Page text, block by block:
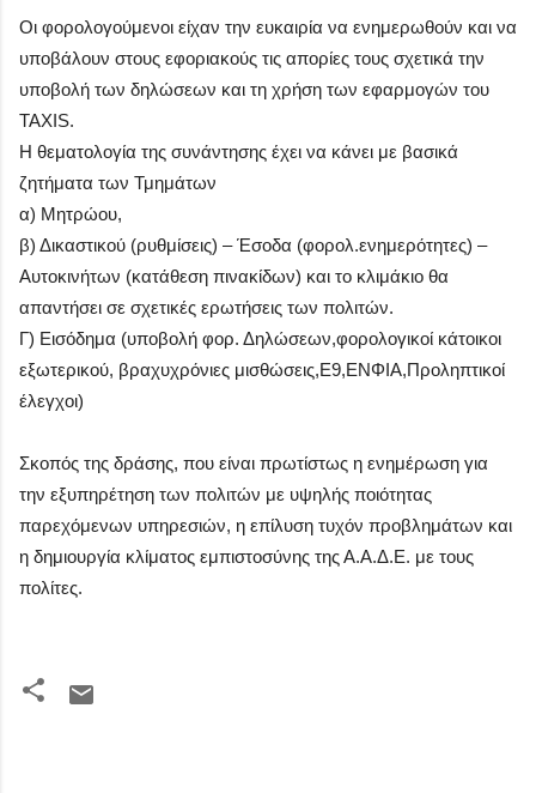
Οι φορολογούμενοι είχαν την ευκαιρία να ενημερωθούν και να
υποβάλουν στους εφοριακούς τις απορίες τους σχετικά την
υποβολή των δηλώσεων και τη χρήση των εφαρμογών του
TAXIS.
Η θεματολογία της συνάντησης έχει να κάνει με βασικά
ζητήματα των Τμημάτων
α) Μητρώου,
β) Δικαστικού (ρυθμίσεις) – Έσοδα (φορολ.ενημερότητες) –
Αυτοκινήτων (κατάθεση πινακίδων) και το κλιμάκιο θα
απαντήσει σε σχετικές ερωτήσεις των πολιτών.
Γ) Εισόδημα (υποβολή φορ. Δηλώσεων,φορολογικοί κάτοικοι
εξωτερικού, βραχυχρόνιες μισθώσεις,Ε9,ΕΝΦΙΑ,Προληπτικοί
έλεγχοι)
Σκοπός της δράσης, που είναι πρωτίστως η ενημέρωση για
την εξυπηρέτηση των πολιτών με υψηλής ποιότητας
παρεχόμενων υπηρεσιών, η επίλυση τυχόν προβλημάτων και
η δημιουργία κλίματος εμπιστοσύνης της Α.Α.Δ.Ε. με τους
πολίτες.